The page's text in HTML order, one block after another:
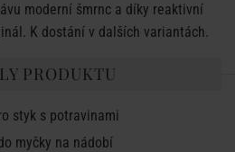
moderní šmrnc a díky reaktivní
K dostání v dalších variantách.
PRODUKTU
styk s potravinami
myčky na nádobí